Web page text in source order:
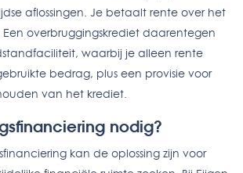
aflossingen. Je betaalt rente over het
overbruggingskrediet daarentegen
waarbij je alleen rente
bedrag, plus een provisie voor
van het krediet.
nodig?
kan de oplossing zijn voor